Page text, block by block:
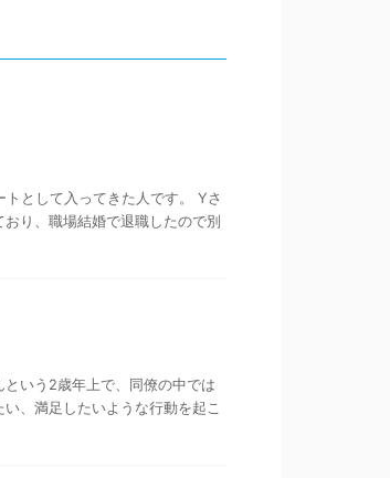
として入ってきた人です。 Yさ
り、職場結婚で退職したので別
いう2歳年上で、同僚の中では
、満足したいような行動を起こ